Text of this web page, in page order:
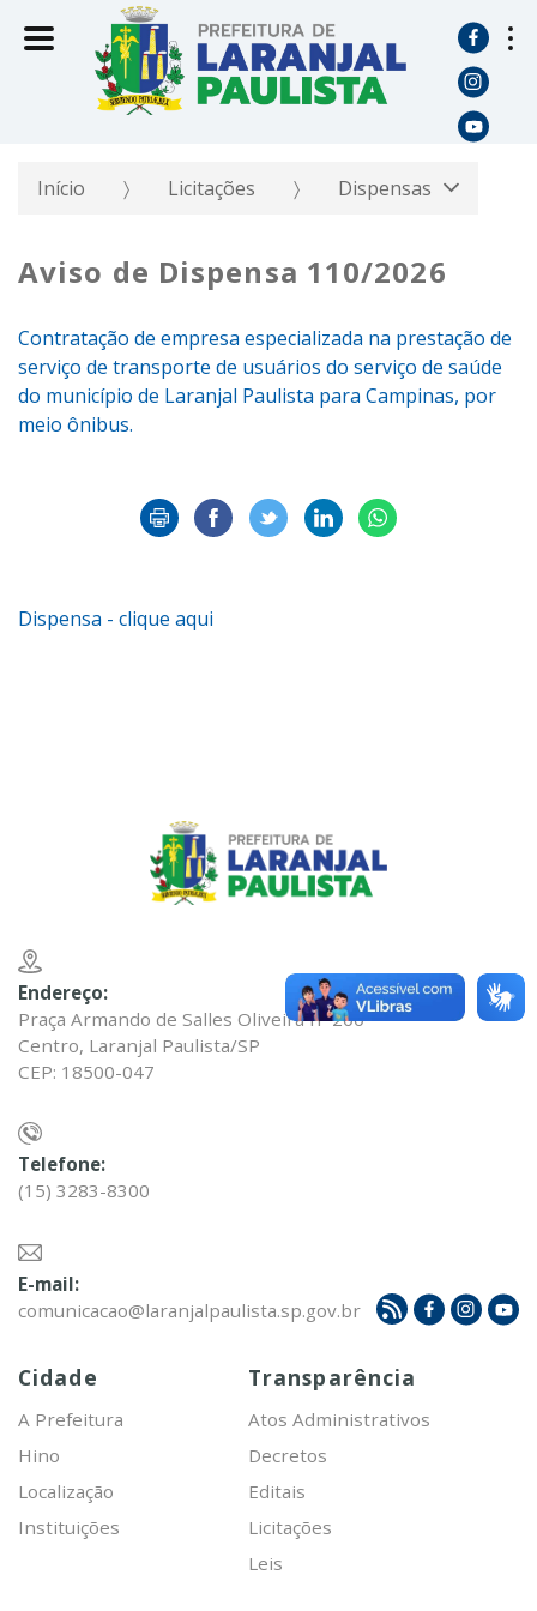
Início Licitações Dispensas
Aviso de Dispensa 110/2026
Contratação de empresa especializada na prestação de
serviço de transporte de usuários do serviço de saúde
do município de Laranjal Paulista para Campinas, por
meio ônibus.
Dispensa - clique aqui
Endereço:
Praça Armando de Salles Oliveira nº 200
Centro, Laranjal Paulista/SP
CEP: 18500-047
Telefone:
(15) 3283-8300
E-mail:
comunicacao@laranjalpaulista.sp.gov.br
Cidade
A Prefeitura
Hino
Localização
Instituições
Transparência
Atos Administrativos
Decretos
Editais
Licitações
Leis